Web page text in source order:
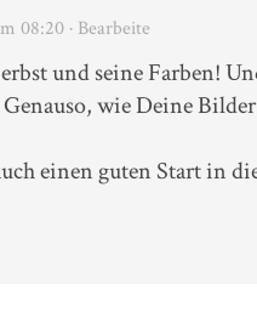
08:20 · Bearbeite
und seine Farben!
wie Deine
einen guten Start in